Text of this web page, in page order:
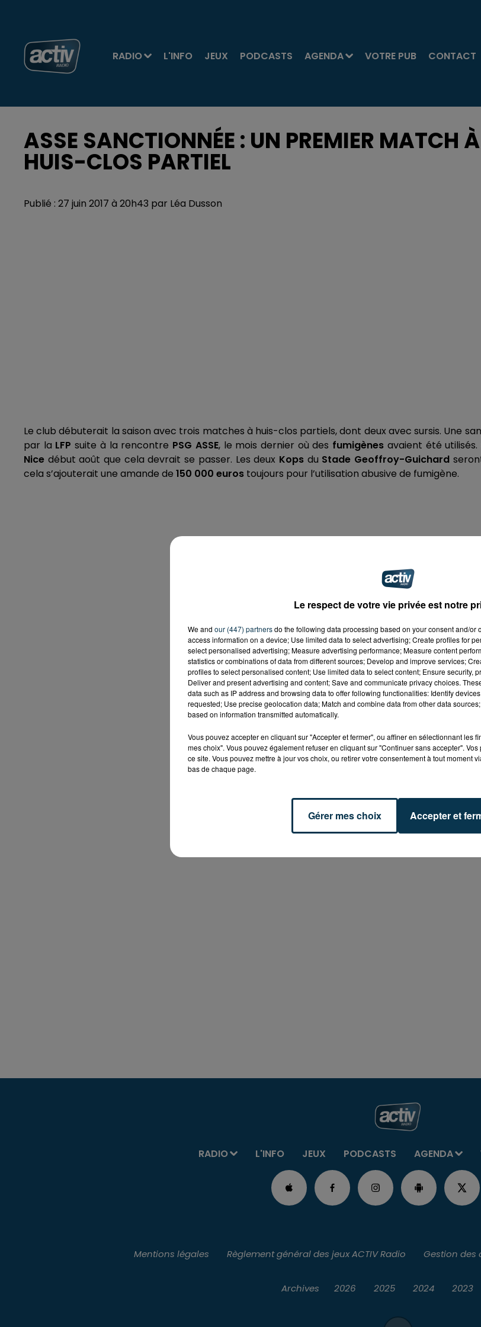
RADIO L'INFO JEUX PODCASTS AGENDA VOTRE PUB CONTACT
ASSE SANCTIONNÉE : UN PREMIER MATCH À
HUIS-CLOS PARTIEL
Publié : 27 juin 2017 à 20h43 par Léa Dusson
Le club débuterait la saison avec trois matches à huis-clos partiels, dont deux avec sursis. Une
par la LFP suite à la rencontre PSG ASSE, le mois dernier où des fumigènes avaient été
Nice début août que cela devrait se passer. Les deux Kopsdu Stade Geoffroy-Guichard
cela s’ajouterait une amande de 150 000 euros toujours pour l’utilisation abusive de fumigène.
RADIO L'INFO JEUX PODCASTS AGENDA
Mentions légales Règlement général des jeux ACTIV Radio Gestion des
Archives 2026 2025 2024 2023
Le respect de votre vie privée est notre
We and our (447) partnersdo the following data processing based on your consent and/or
access information on a device; Use limited data to select advertising; Create profiles for
select personalised advertising; Measure advertising performance; Measure content
statistics or combinations of data from different sources; Develop and improve services;
profiles to select personalised content; Use limited data to select content; Ensure security,
Deliver and present advertising and content; Save and communicate privacy choices.
data such as IP address and browsing data to offer following functionalities: Identify
requested; Use precise geolocation data; Match and combine data from other data
based on information transmitted automatically.
Vous pouvez accepter en cliquant sur "Accepter et fermer", ou affiner en sélectionnant les
mes choix". Vous pouvez également refuser en cliquant sur "Continuer sans accepter".
ce site. Vous pouvez mettre à jour vos choix, ou retirer votre consentement à tout moment
bas de chaque page.
Gérer mes choix Accepter et